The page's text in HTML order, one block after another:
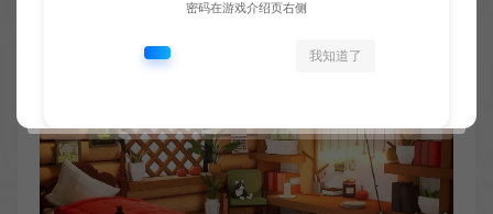
密码在游戏介绍页右侧
我知道了